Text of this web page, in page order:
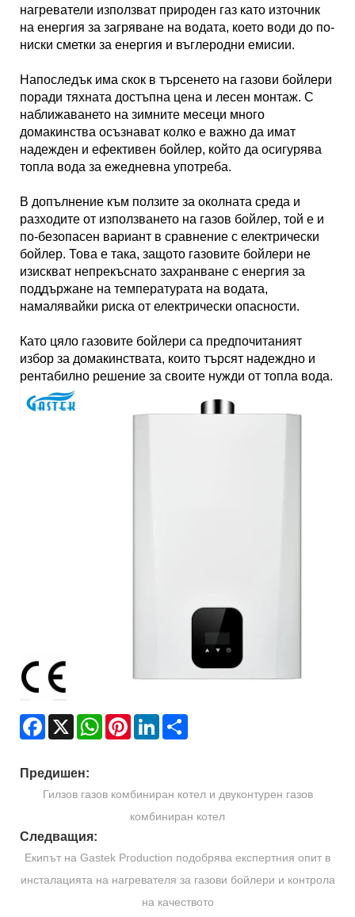
нагреватели използват природен газ като източник
на енергия за загряване на водата, което води до по-
ниски сметки за енергия и въглеродни емисии.
Напоследък има скок в търсенето на газови бойлери
поради тяхната достъпна цена и лесен монтаж. С
наближаването на зимните месеци много
домакинства осъзнават колко е важно да имат
надежден и ефективен бойлер, който да осигурява
топла вода за ежедневна употреба.
В допълнение към ползите за околната среда и
разходите от използването на газов бойлер, той е и
по-безопасен вариант в сравнение с електрически
бойлер. Това е така, защото газовите бойлери не
изискват непрекъснато захранване с енергия за
поддържане на температурата на водата,
намалявайки риска от електрически опасности.
Като цяло газовите бойлери са предпочитаният
избор за домакинствата, които търсят надеждно и
рентабилно решение за своите нужди от топла вода.
Facebook
X WhatsAppPinterestLinkedIn
Предишен:
Гилзов газов комбиниран котел и двуконтурен газов
комбиниран котел
Следващия:
Екипът на Gastek Production подобрява експертния опит в
инсталацията на нагревателя за газови бойлери и контрола
на качеството